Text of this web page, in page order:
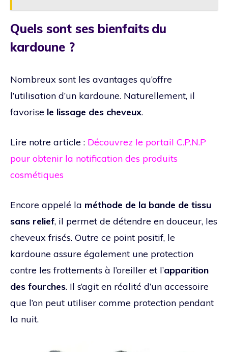
Quels sont ses bienfaits du
kardoune ?
Nombreux sont les avantages qu’offre
l’utilisation d’un kardoune. Naturellement, il
favorise le lissage des cheveux.
Lire notre article : Découvrez le portail C.P.N.P
pour obtenir la notification des produits
cosmétiques
Encore appelé la méthode de la bande de tissu
sans relief, il permet de détendre en douceur, les
cheveux frisés. Outre ce point positif, le
kardoune assure également une protection
contre les frottements à l’oreiller et l’apparition
des fourches. Il s’agit en réalité d’un accessoire
que l’on peut utiliser comme protection pendant
la nuit.